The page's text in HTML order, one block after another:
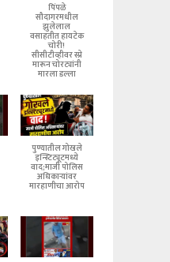
पिंपळे
सौदागरमधील
झुलेलाल
वसाहतीत हायटेक
चोरी!
सीसीटीव्हीवर स्प्रे
मारून चोरट्यांनी
मारला डल्ला
पुण्यातील गोखले
इन्स्टिट्यूटमध्ये
वाद;माजी पोलिस
अधिकाऱ्यांवर
मारहाणीचा आरोप